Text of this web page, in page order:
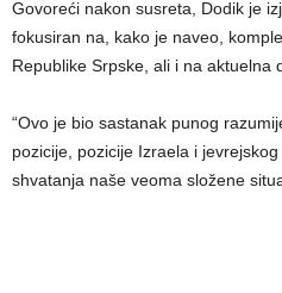
Govoreći nakon susreta, Dodik je
fokusiran na, kako je naveo,
Republike Srpske, ali i na aktuelna
“Ovo je bio sastanak punog
pozicije, pozicije Izraela i
shvatanja naše veoma složene